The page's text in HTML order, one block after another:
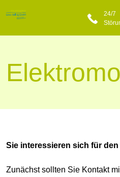
24/7
Sie interessieren sich für
Zunächst sollten Sie Kontakt